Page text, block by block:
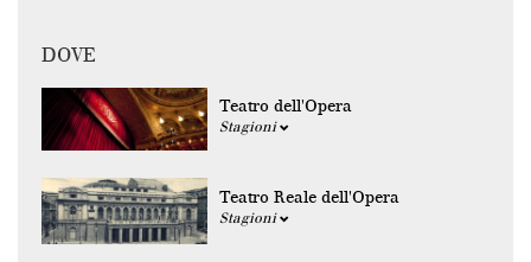
DOVE
Teatro dell'Opera
Stagioni
Teatro Reale dell'Opera
Stagioni